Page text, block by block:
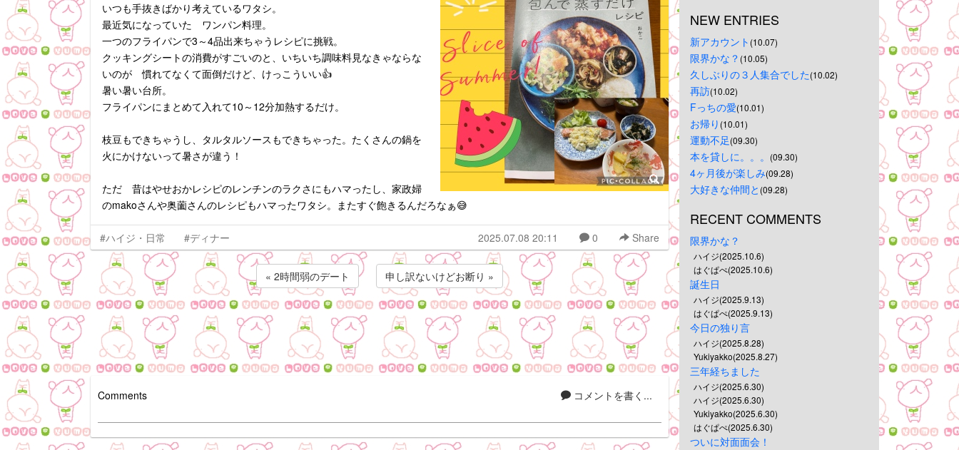
いつも手抜きばかり考えているワタシ。
最近気になっていた ワンパン料理。
一つのフライパンで3～4品出来ちゃうレシピに挑戦。
クッキングシートの消費がすごいのと、いちいち調味料見なきゃならな
いのが 慣れてなくて面倒だけど、けっこういい👍
暑い暑い台所。
フライパンにまとめて入れて10～12分加熱するだけ。
枝豆もできちゃうし、タルタルソースもできちゃった。たくさんの鍋を
火にかけないって暑さが違う！
ただ 昔はやせおかレシピのレンチンのラクさにもハマったし、家政婦
のmakoさんや奥薗さんのレシピもハマったワタシ。またすぐ飽きるんだろなぁ😅
#ハイジ・日常 #ディナー 2025.07.08 20:11 0 Share
« 2時間弱のデート 申し訳ないけどお断り »
コメントを書く...
Comments
NEW ENTRIES
新アカウント (10.07)
限界かな？ (10.05)
久しぶりの３人集合でした(10.02)
再訪(10.02)
Fっちの愛(10.01)
お帰り (10.01)
運動不足(09.30)
本を貸しに。。。 (09.30)
4ヶ月後が楽しみ(09.28)
大好きな仲間と (09.28)
RECENT COMMENTS
限界かな？
ハイジ(2025.10.6)
はぐぱぺ(2025.10.6)
誕生日
ハイジ(2025.9.13)
はぐぱぺ(2025.9.13)
今日の独り言
ハイジ(2025.8.28)
Yukiyakko(2025.8.27)
三年経ちました
ハイジ(2025.6.30)
ハイジ(2025.6.30)
Yukiyakko(2025.6.30)
はぐぱぺ(2025.6.30)
ついに対面面会！